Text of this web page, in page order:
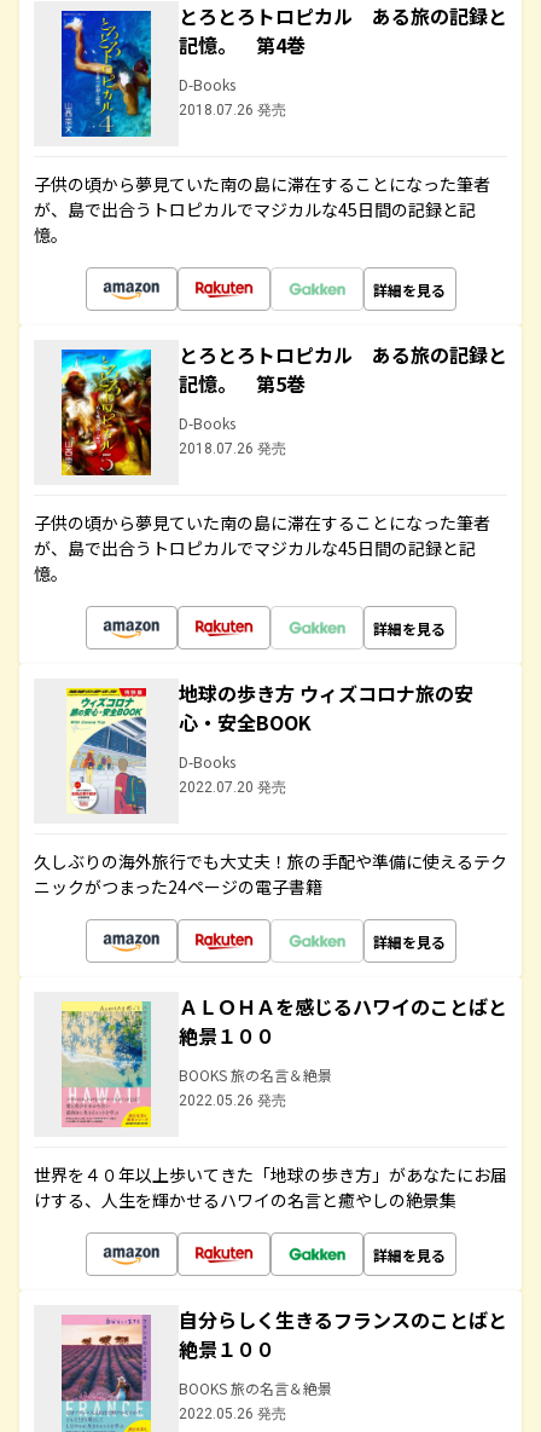
とろとろトロピカル ある旅の記録と
記憶。 第4巻
D-Books
2018.07.26 発売
子供の頃から夢見ていた南の島に滞在することになった筆者
が、島で出合うトロピカルでマジカルな45日間の記録と記
憶。
詳細を見る
とろとろトロピカル ある旅の記録と
記憶。 第5巻
D-Books
2018.07.26 発売
子供の頃から夢見ていた南の島に滞在することになった筆者
が、島で出合うトロピカルでマジカルな45日間の記録と記
憶。
詳細を見る
地球の歩き方 ウィズコロナ旅の安
心・安全BOOK
D-Books
2022.07.20 発売
久しぶりの海外旅行でも大丈夫！旅の手配や準備に使えるテク
ニックがつまった24ページの電子書籍
詳細を見る
ＡＬＯＨＡを感じるハワイのことばと
絶景１００
BOOKS 旅の名言＆絶景
2022.05.26 発売
世界を４０年以上歩いてきた「地球の歩き方」があなたにお届
けする、人生を輝かせるハワイの名言と癒やしの絶景集
詳細を見る
自分らしく生きるフランスのことばと
絶景１００
BOOKS 旅の名言＆絶景
2022.05.26 発売